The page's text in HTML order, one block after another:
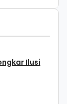
Ilusi